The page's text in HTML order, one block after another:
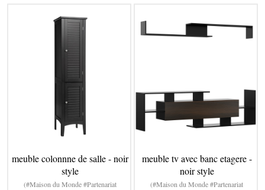
meuble colonnne de salle - noir
style
(#Maison du Monde #Partenariat
meuble tv avec banc etagere -
noir style
(#Maison du Monde #Partenariat